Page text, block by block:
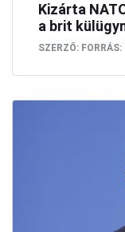
Kizárta
a brit
SZERZŐ: FORRÁS: